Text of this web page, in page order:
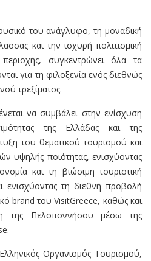
του ανάγλυφο, τη μοναδική
και την ισχυρή πολιτισμική
συγκεντρώνει όλα τα
για τη φιλοξενία ενός διεθνώς
τρεξίματος.
να συμβάλει στην ενίσχυση
της Ελλάδας και της
του θεματικού τουρισμού και
υψηλής ποιότητας, ενισχύοντας
και τη βιώσιμη τουριστική
ενισχύοντας τη διεθνή προβολή
brand του VisitGreece, καθώς και
της Πελοποννήσου μέσω της
Οργανισμός Τουρισμού,